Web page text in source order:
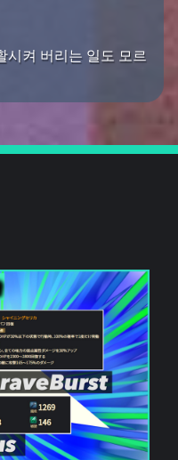
시켜 버리는 일도 모르